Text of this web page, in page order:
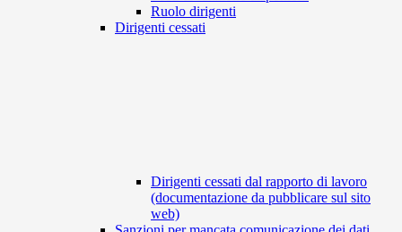
Ruolo dirigenti
Dirigenti cessati
Dirigenti cessati dal rapporto di lavoro
(documentazione da pubblicare sul sito
web)